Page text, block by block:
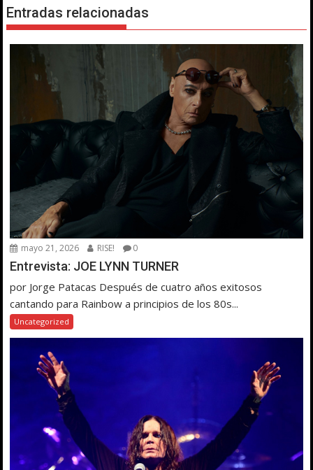
Entradas relacionadas
mayo 21, 2026 RISE! 0
Entrevista: JOE LYNN TURNER
por Jorge Patacas Después de cuatro años exitosos
cantando para Rainbow a principios de los 80s...
Uncategorized